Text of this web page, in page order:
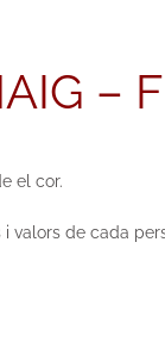
–
el cor.
valors de cada